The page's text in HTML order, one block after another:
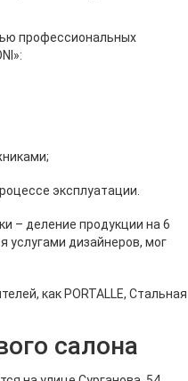
профессиональных
эксплуатации.
– деление продукции на 6
дизайнеров, мог
как PORTALLE, Стальная
салона